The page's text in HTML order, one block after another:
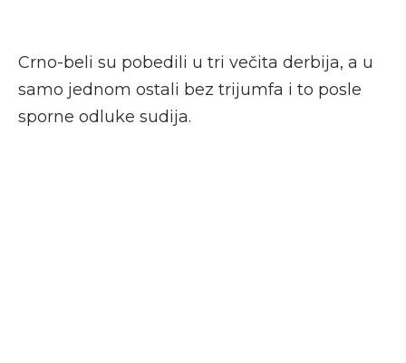
Crno-beli su pobedili u tri večita derbija, a u
samo jednom ostali bez trijumfa i to posle
sporne odluke sudija.